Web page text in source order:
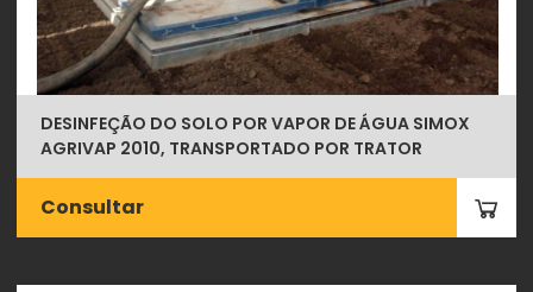
DESINFEÇÃO DO SOLO POR VAPOR DE ÁGUA SIMOX
AGRIVAP 2010, TRANSPORTADO POR TRATOR
Consultar